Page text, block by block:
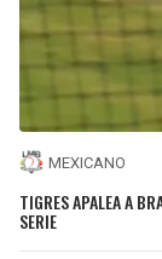
MEXICANO
TIGRES APALEA A
SERIE